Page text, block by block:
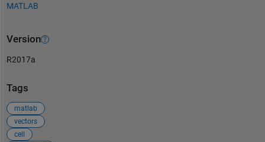
MATLAB
Version
R2017a
Tags
matlab
vectors
cell